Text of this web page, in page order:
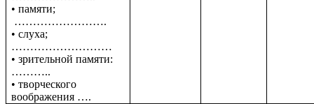
• памяти;
…………………….
• слуха;
………………………
• зрительной памяти:
………..
• творческого
воображения ….